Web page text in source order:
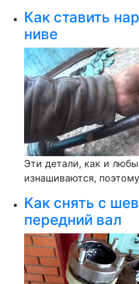
Как ставить
ниве
Эти детали, как и
изнашиваются,
Как снять с
передний вал